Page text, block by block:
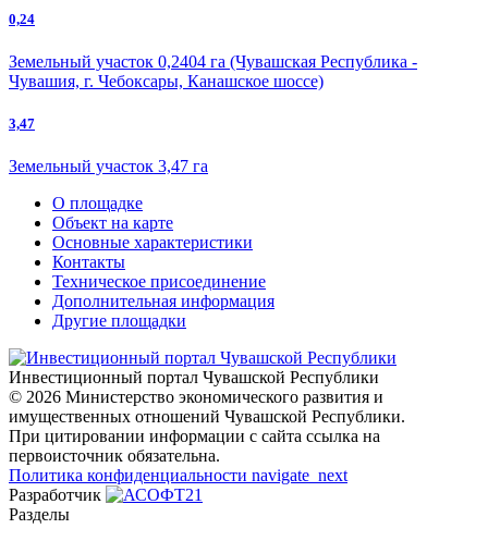
0,24
Земельный участок 0,2404 га (Чувашская Республика -
Чувашия, г. Чебоксары, Канашское шоссе)
3,47
Земельный участок 3,47 га
О площадке
Объект на карте
Основные характеристики
Контакты
Техническое присоединение
Дополнительная информация
Другие площадки
Инвестиционный портал Чувашской Республики
© 2026 Министерство экономического развития и
имущественных отношений Чувашской Республики.
При цитировании информации с сайта ссылка на
первоисточник обязательна.
Политика конфиденциальности navigate_next
Разработчик
Разделы